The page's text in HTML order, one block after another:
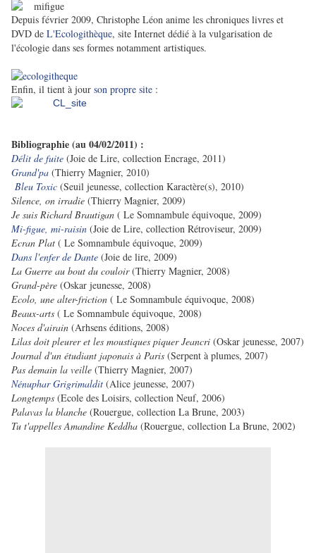
Depuis février 2009, Christophe Léon anime les chroniques livres et
DVD de L'Ecologithèque, site Internet dédié à la vulgarisation de
l'écologie dans ses formes notamment artistiques.
Enfin, il tient à jour son propre site :
Bibliographie (au 04/02/2011) :
Délit de fuite (Joie de Lire, collection Encrage, 2011)
Grand'pa (Thierry Magnier, 2010)
Bleu Toxic (Seuil jeunesse, collection Karactère(s), 2010)
Silence, on irradie (Thierry Magnier, 2009)
Je suis Richard Brautigan ( Le Somnambule équivoque, 2009)
Mi-figue, mi-raisin (Joie de Lire, collection Rétroviseur, 2009)
Ecran Plat ( Le Somnambule équivoque, 2009)
Dans l'enfer de Dante (Joie de lire, 2009)
La Guerre au bout du couloir(Thierry Magnier, 2008)
Grand-père (Oskar jeunesse, 2008)
Ecolo, une alter-friction ( Le Somnambule équivoque, 2008)
Beaux-arts ( Le Somnambule équivoque, 2008)
Noces d'airain (Arhsens éditions, 2008)
Lilas doit pleurer et les moustiques piquer Jeancri (Oskar jeunesse, 2007)
Journal d'un étudiant japonais à Paris (Serpent à plumes, 2007)
Pas demain la veille (Thierry Magnier, 2007)
Nénuphar Grigrimaldit (Alice jeunesse, 2007)
Longtemps (Ecole des Loisirs, collection Neuf, 2006)
Palavas la blanche (Rouergue, collection La Brune, 2003)
Tu t'appelles Amandine Keddha (Rouergue, collection La Brune, 2002)